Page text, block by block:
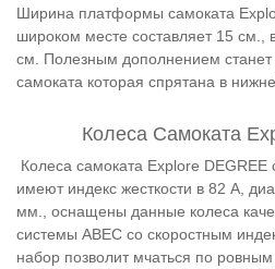
Ширина платформы самоката
широком месте составляет 15 см.,
см. Полезным дополнением станет
самоката которая спрятана в
Колеса Самоката
Колеса самоката Explore
имеют индекс жесткости в 82 А,
мм., оснащены данные колеса
системы ABEC со скоростным
набор позволит мчаться по